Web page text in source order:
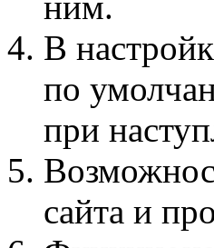
В
по
при
сайта и